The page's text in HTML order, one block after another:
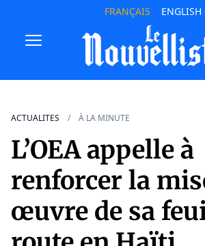
FRANÇAIS ENGLISH
ACTUALITES À LA MINUTE
L’OEA appelle à
renforcer la
œuvre de sa